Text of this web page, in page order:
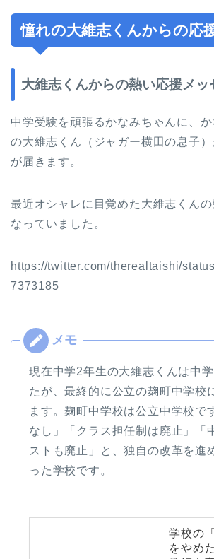
憧れの大維志くんからの応
大維志くんからの熱い応援メッ
中学受験を頑張るかなみちゃんに、
の大維志くん（ジャガー横田の息子
が届きます。
最近オシャレに目覚めた大維志くん
なっていました。
https://twitter.com/therealtaishi/
7373185
現在中学2年生の大維志くんは中
たが、最終的に公立の麹町中学校
ます。麹町中学校は公立中学校で
なし」「クラス担任制は廃止」「
ストも廃止」と、独自の改革を進
った学校です。
学校の
をやめ